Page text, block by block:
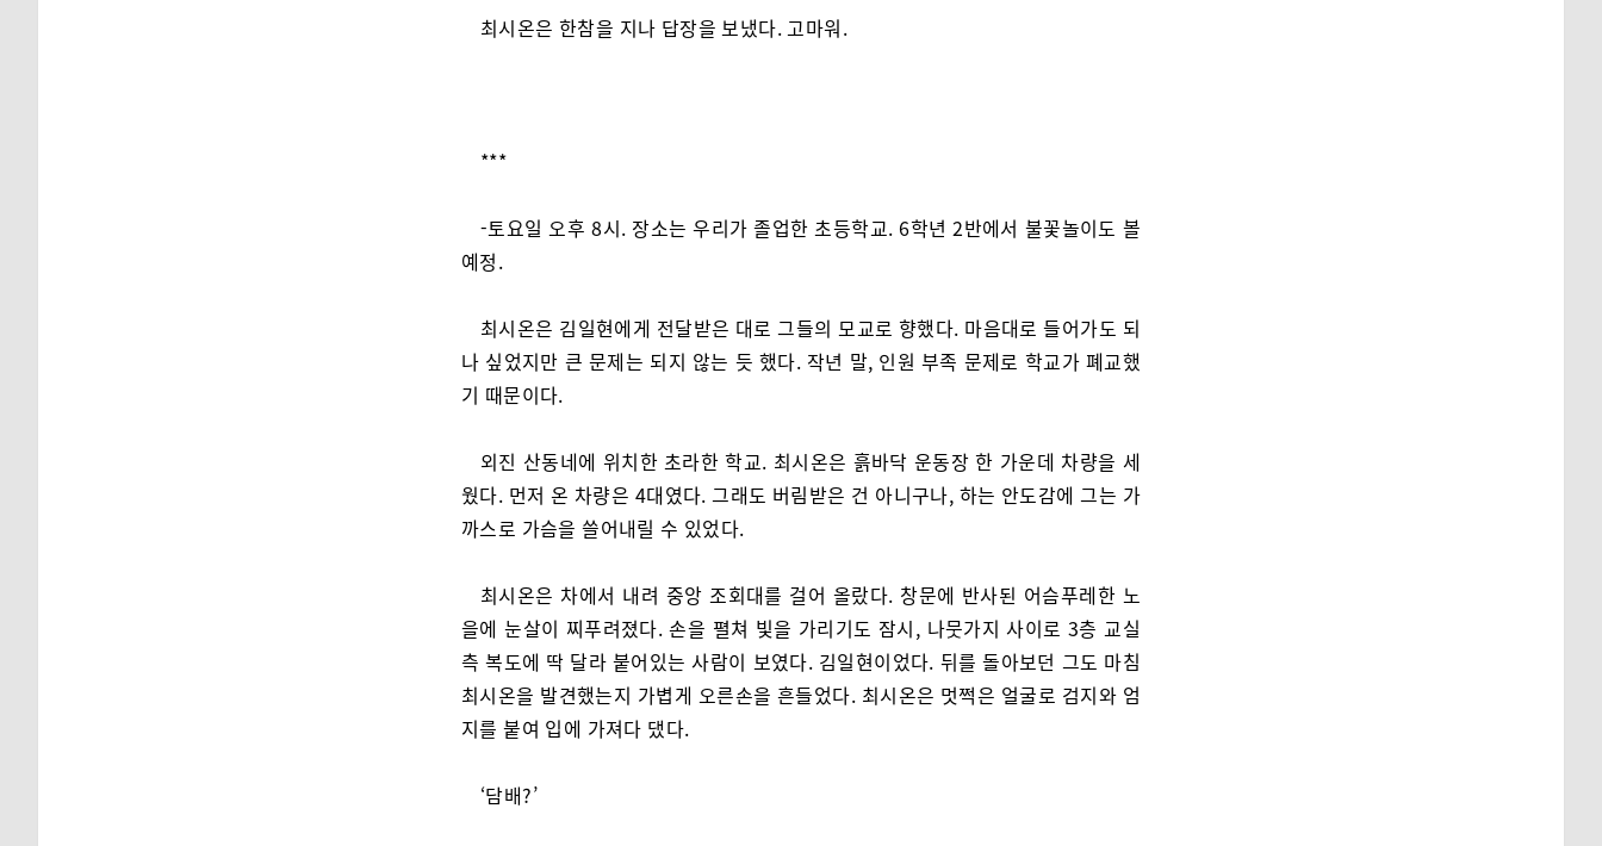
최시온은 한참을 지나 답장을 보냈다. 고마워.
***
-토요일 오후 8시. 장소는 우리가 졸업한 초등학교. 6학년 2반에서 불꽃놀이도 볼
예정.
최시온은 김일현에게 전달받은 대로 그들의 모교로 향했다. 마음대로 들어가도 되
나 싶었지만 큰 문제는 되지 않는 듯 했다. 작년 말, 인원 부족 문제로 학교가 폐교했
기 때문이다.
외진 산동네에 위치한 초라한 학교. 최시온은 흙바닥 운동장 한 가운데 차량을 세
웠다. 먼저 온 차량은 4대였다. 그래도 버림받은 건 아니구나, 하는 안도감에 그는 가
까스로 가슴을 쓸어내릴 수 있었다.
최시온은 차에서 내려 중앙 조회대를 걸어 올랐다. 창문에 반사된 어슴푸레한 노
을에 눈살이 찌푸려졌다. 손을 펼쳐 빛을 가리기도 잠시, 나뭇가지 사이로 3층 교실
측 복도에 딱 달라 붙어있는 사람이 보였다. 김일현이었다. 뒤를 돌아보던 그도 마침
최시온을 발견했는지 가볍게 오른손을 흔들었다. 최시온은 멋쩍은 얼굴로 검지와 엄
지를 붙여 입에 가져다 댔다.
‘담배?’